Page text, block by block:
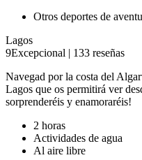
Otros deportes de
Lagos
9Excepcional | 133 reseñas
Navegad por la costa del
Lagos que os permitirá ver
sorprenderéis y enamoraréis!
2 horas
Actividades de agua
Al aire libre